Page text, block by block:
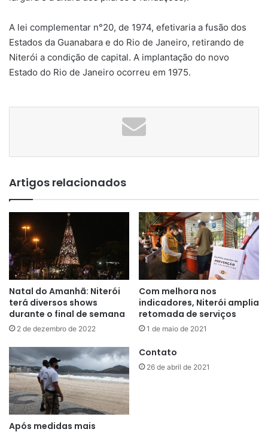
A lei complementar n°20, de 1974, efetivaria a fusão dos
Estados da Guanabara e do Rio de Janeiro, retirando de
Niterói a condição de capital. A implantação do novo
Estado do Rio de Janeiro ocorreu em 1975.
Artigos relacionados
Natal do Amanhã: Niterói
terá diversos shows
durante o final de semana
2 de dezembro de 2022
Com melhora nos
indicadores, Niterói amplia
retomada de serviços
1 de maio de 2021
Após medidas mais
Contato
26 de abril de 2021